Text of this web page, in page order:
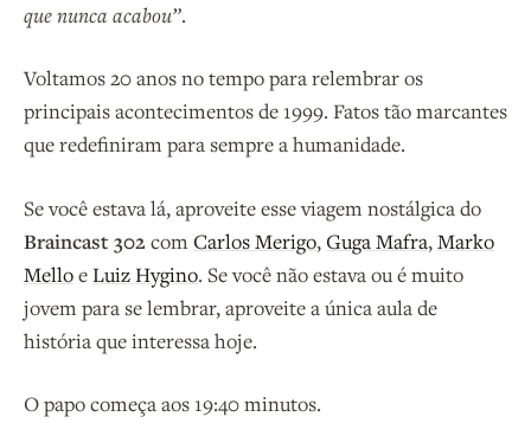
que nunca acabou”.
Voltamos 20 anos no tempo para relembrar os
principais acontecimentos de 1999. Fatos tão marcantes
que redefiniram para sempre a humanidade.
Se você estava lá, aproveite esse viagem nostálgica do
Braincast 302 com Carlos Merigo, Guga Mafra, Marko
Melloe Luiz Hygino. Se você não estava ou é muito
jovem para se lembrar, aproveite a única aula de
história que interessa hoje.
O papo começa aos 19:40 minutos.